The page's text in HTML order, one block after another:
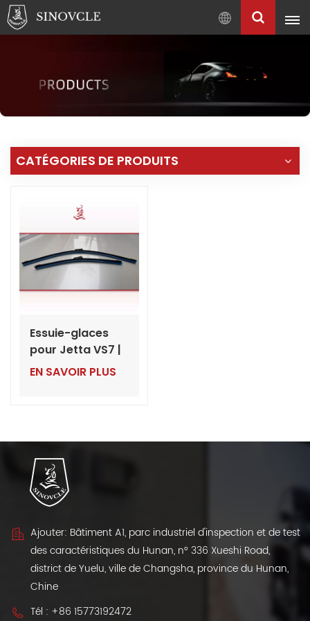
Français
English
Pусский العربية
中
CATÉGORIES DE PRODUITS
Essuie-glaces
pour Jetta VS7 |
Pièces
EN SAVOIR PLUS
Ajouter: Bâtiment A1, parc industriel d'inspection et de test
des caractéristiques du Hunan, n° 336 Xueshi Road,
district de Yuelu, ville de Changsha, province du Hunan,
Chine
Tél : +86 15773192472